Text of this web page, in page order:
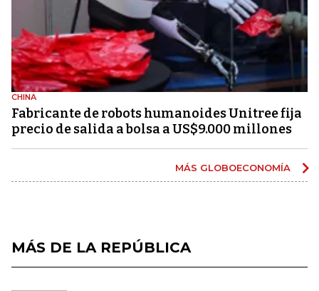
CHINA
Fabricante de robots humanoides Unitree fija
precio de salida a bolsa a US$9.000 millones
MÁS GLOBOECONOMÍA
MÁS DE LA REPÚBLICA